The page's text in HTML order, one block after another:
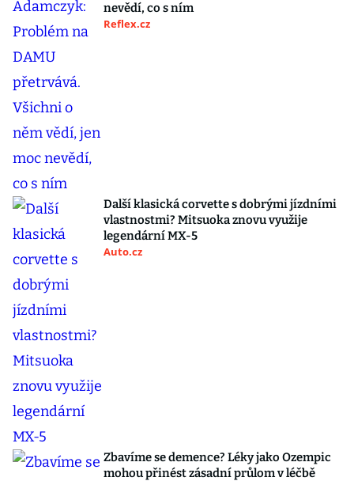
nevědí, co s ním
Reflex.cz
Další klasická corvette s dobrými jízdními
vlastnostmi? Mitsuoka znovu využije
legendární MX-5
Auto.cz
Zbavíme se demence? Léky jako Ozempic
mohou přinést zásadní průlom v léčbě